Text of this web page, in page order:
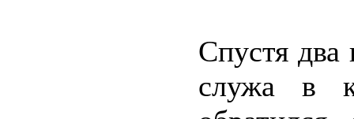
Спустя два
служа в